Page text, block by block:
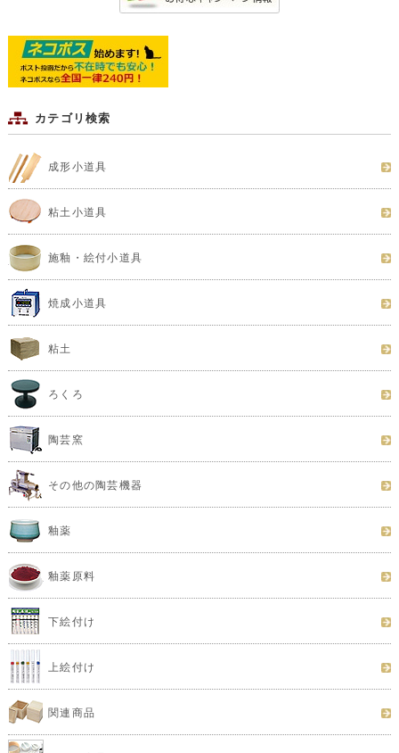
カテゴリ検索
成形小道具
粘土小道具
施釉・絵付小道具
焼成小道具
粘土
ろくろ
陶芸窯
その他の陶芸機器
釉薬
釉薬原料
下絵付け
上絵付け
関連商品